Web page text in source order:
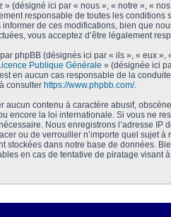
» (désigné ici par « nous », « notre », «
responsable de toutes les
de ces modifications, bien que
vous acceptez d’être légalement
phpBB (désignés ici par « ils », « eux
Publique Générale » (désignée ici
en aucun cas responsable de la
consulter https://www.phpbb.com/.
aucun contenu à caractère abusif,
encore la loi internationale. Si vous ne
Nous enregistrons l’adresse IP
ou de verrouiller n’importe quel sujet
stockées dans notre base de données.
en cas de tentative de piratage visant